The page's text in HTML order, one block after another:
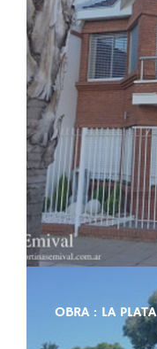
OBRA : LA PLATA